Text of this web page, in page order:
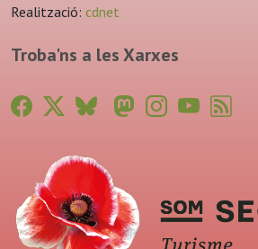
Realització: cdnet
Troba'ns a les Xarxes